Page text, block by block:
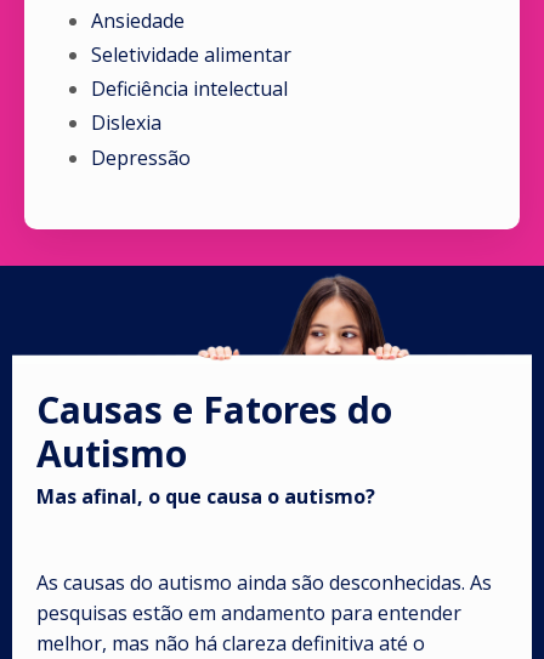
Ansiedade
Seletividade alimentar
Deficiência intelectual
Dislexia
Depressão
Causas e Fatores do
Autismo
Mas afinal, o que causa o autismo?
As causas do autismo ainda são desconhecidas. As
pesquisas estão em andamento para entender
melhor, mas não há clareza definitiva até o